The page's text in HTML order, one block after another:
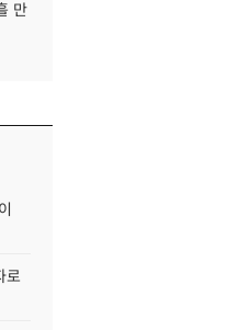
만
로